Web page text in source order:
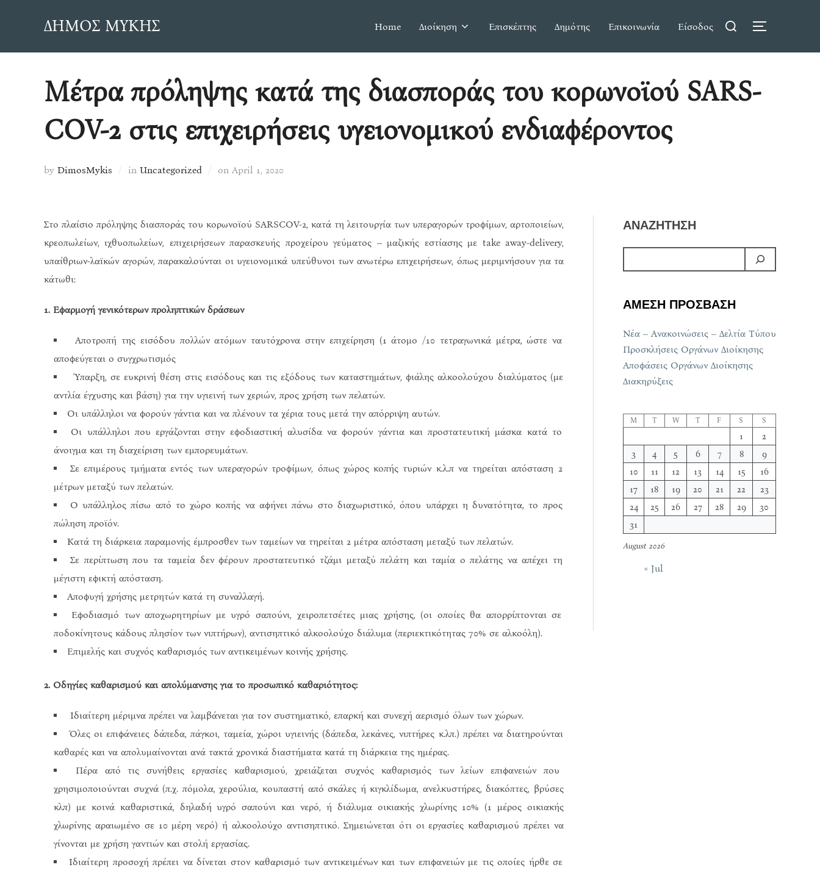
ΔΗΜΟΣ ΜΥΚΗΣ Home Διοίκηση Επισκέπτης Δημότης Επικοινωνία Είσοδος
Search
TOGGLE
Μέτρα πρόληψης κατά της διασποράς του κορωνοϊού SARS-
COV-2 στις επιχειρήσεις υγειονομικού ενδιαφέροντος
by DimosMykis in Uncategorized on Posted
April 1, 2020
Στο πλαίσιο πρόληψης διασποράς του κορωνoϊού SARSCOV-2, κατά τη λειτουργία των υπεραγορών τροφίμων, αρτοποιείων,
κρεοπωλείων, ιχθυοπωλείων, επιχειρήσεων παρασκευής προχείρου γεύματος – μαζικής εστίασης με take away-delivery,
υπαίθριων-λαϊκών αγορών, παρακαλούνται οι υγειονομικά υπεύθυνοι των ανωτέρω επιχειρήσεων, όπως μεριμνήσουν για τα
κάτωθι:
1. Εφαρμογή γενικότερων προληπτικών δράσεων
Αποτροπή της εισόδου πολλών ατόμων ταυτόχρονα στην επιχείρηση (1 άτομο /10 τετραγωνικά μέτρα, ώστε να
αποφεύγεται ο συγχρωτισμός
Ύπαρξη, σε ευκρινή θέση στις εισόδους και τις εξόδους των καταστημάτων, φιάλης αλκοολούχου διαλύματος (με
αντλία έγχυσης και βάση) για την υγιεινή των χεριών, προς χρήση των πελατών.
Οι υπάλληλοι να φορούν γάντια και να πλένουν τα χέρια τους μετά την απόρριψη αυτών.
Οι υπάλληλοι που εργάζονται στην εφοδιαστική αλυσίδα να φορούν γάντια και προστατευτική μάσκα κατά το
άνοιγμα και τη διαχείριση των εμπορευμάτων.
Σε επιμέρους τμήματα εντός των υπεραγορών τροφίμων, όπως χώρος κοπής τυριών κ.λ.π να τηρείται απόσταση 2
μέτρων μεταξύ των πελατών.
Ο υπάλληλος πίσω από το χώρο κοπής να αφήνει πάνω στο διαχωριστικό, όπου υπάρχει η δυνατότητα, το προς
πώληση προϊόν.
Κατά τη διάρκεια παραμονής έμπροσθεν των ταμείων να τηρείται 2 μέτρα απόσταση μεταξύ των πελατών.
Σε περίπτωση που τα ταμεία δεν φέρουν προστατευτικό τζάμι μεταξύ πελάτη και ταμία ο πελάτης να απέχει τη
μέγιστη εφικτή απόσταση.
Αποφυγή χρήσης μετρητών κατά τη συναλλαγή.
Εφοδιασμό των αποχωρητηρίων με υγρό σαπούνι, χειροπετσέτες μιας χρήσης, (οι οποίες θα απορρίπτονται σε
ποδοκίνητους κάδους πλησίον των νιπτήρων), αντισηπτικό αλκοολούχο διάλυμα (περιεκτικότητας 70% σε αλκοόλη).
Επιμελής και συχνός καθαρισμός των αντικειμένων κοινής χρήσης.
2. Οδηγίες καθαρισμού και απολύμανσης για το προσωπικό καθαριότητος:
Ιδιαίτερη μέριμνα πρέπει να λαμβάνεται για τον συστηματικό, επαρκή και συνεχή αερισμό όλων των χώρων.
Όλες οι επιφάνειες δάπεδα, πάγκοι, ταμεία, χώροι υγιεινής (δάπεδα, λεκάνες, νιπτήρες κ.λπ.) πρέπει να διατηρούνται
καθαρές και να απολυμαίνονται ανά τακτά χρονικά διαστήματα κατά τη διάρκεια της ημέρας.
Πέρα από τις συνήθεις εργασίες καθαρισμού, χρειάζεται συχνός καθαρισμός των λείων επιφανειών που
χρησιμοποιούνται συχνά (π.χ. πόμολα, χερούλια, κουπαστή από σκάλες ή κιγκλίδωμα, ανελκυστήρες, διακόπτες, βρύσες
κλπ) με κοινά καθαριστικά, δηλαδή υγρό σαπούνι και νερό, ή διάλυμα οικιακής χλωρίνης 10% (1 μέρος οικιακής
χλωρίνης αραιωμένο σε 10 μέρη νερό) ή αλκοολούχο αντισηπτικό. Σημειώνεται ότι οι εργασίες καθαρισμού πρέπει να
γίνονται με χρήση γαντιών και στολή εργασίας.
Ιδιαίτερη προσοχή πρέπει να δίνεται στον καθαρισμό των αντικειμένων και των επιφανειών με τις οποίες ήρθε σε
ΑΝΑΖΗΤΗΣΗ
ΑΜΕΣΗ ΠΡΟΣΒΑΣΗ
Νέα – Ανακοινώσεις – Δελτία Τύπου
Προσκλήσεις Οργάνων Διοίκησης
Αποφάσεις Οργάνων Διοίκησης
Διακηρύξεις
August 2026
M T W T F S S
1
2
3
4 5 6 7 8
9
10
11 12 13 14 15
16
17
18 19 20 21 22
23
24
25 26 27 28 29
30
31
« Jul